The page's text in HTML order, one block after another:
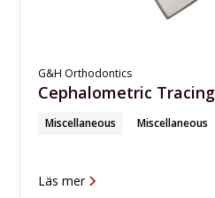
G&H Orthodontics
Cephalometric
Miscellaneous Miscellaneous
Läs mer